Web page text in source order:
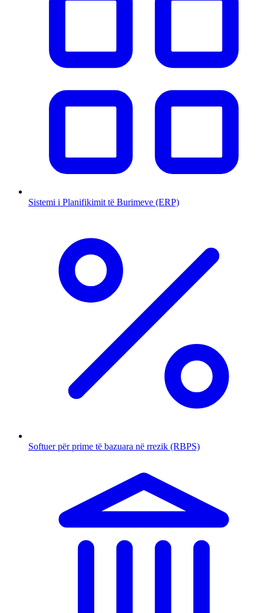
Sistemi i Planifikimit të Burimeve (ERP)
Softuer për prime të bazuara në rrezik (RBPS)